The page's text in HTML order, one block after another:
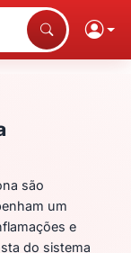
para
são
um
e
do sistema